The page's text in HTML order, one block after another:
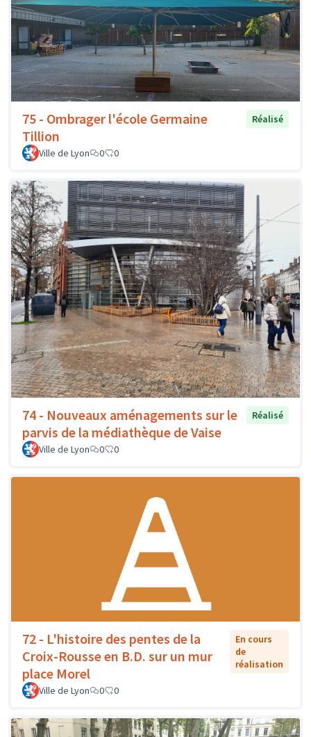
75 - Ombrager l'école Germaine
Tillion
Réalisé
Ville de Lyon 0 0
74 - Nouveaux aménagements sur le
parvis de la médiathèque de Vaise
Réalisé
Ville de Lyon 0 0
72 - L'histoire des pentes de la
Croix-Rousse en B.D. sur un mur
place Morel
En cours
de
réalisation
Ville de Lyon 0 0